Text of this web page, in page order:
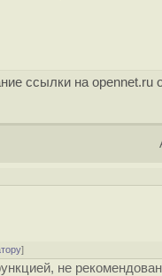
ссылки на opennet.ru
]
не